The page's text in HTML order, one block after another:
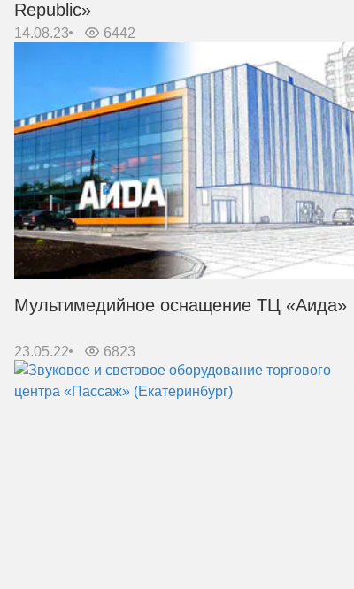
Republic»
14.08.23 6442
Мультимедийное оснащение ТЦ «Аида»
23.05.22 6823